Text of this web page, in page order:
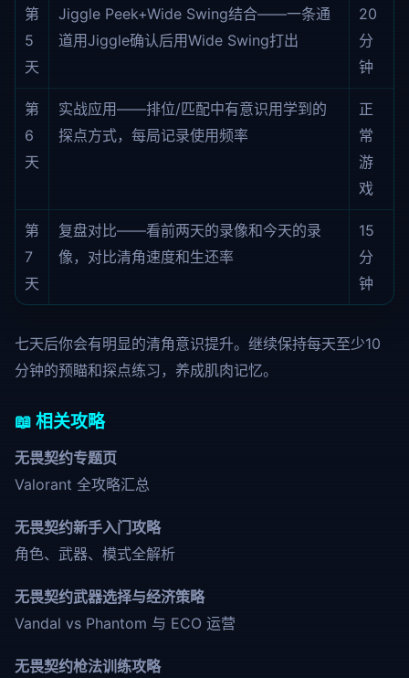
第
5
天
Jiggle Peek+Wide Swing结合——一条通
道用Jiggle确认后用Wide Swing打出
20
分
钟
第
6
天
实战应用——排位/匹配中有意识用学到的
探点方式，每局记录使用频率
正
常
游
戏
第
7
天
复盘对比——看前两天的录像和今天的录
像，对比清角速度和生还率
15
分
钟
七天后你会有明显的清角意识提升。继续保持每天至少10
分钟的预瞄和探点练习，养成肌肉记忆。
📖 相关攻略
无畏契约专题页
Valorant 全攻略汇总
无畏契约新手入门攻略
角色、武器、模式全解析
无畏契约武器选择与经济策略
Vandal vs Phantom 与 ECO 运营
无畏契约枪法训练攻略